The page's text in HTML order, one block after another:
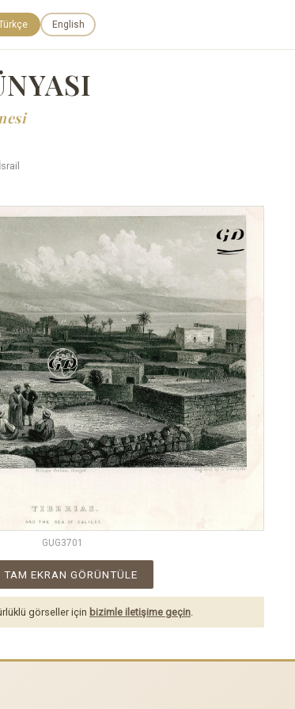
English
İsrail
GUG3701
TAM EKRAN GÖRÜNTÜLE
görseller için bizimle iletişime geçin